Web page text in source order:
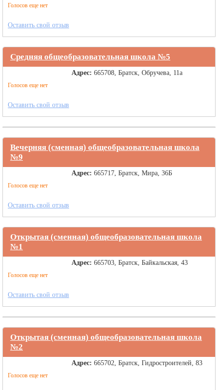
Голосов еще нет
Оставить свой отзыв
Средняя общеобразовательная школа №5
Голосов еще нет
Адрес: 665708, Братск, Обручева, 11а
Оставить свой отзыв
Вечерняя (сменная) общеобразовательная школа
№9
Голосов еще нет
Адрес: 665717, Братск, Мира, 36Б
Оставить свой отзыв
Открытая (сменная) общеобразовательная школа
№1
Голосов еще нет
Адрес: 665703, Братск, Байкальская, 43
Оставить свой отзыв
Открытая (сменная) общеобразовательная школа
№2
Голосов еще нет
Адрес: 665702, Братск, Гидростроителей, 83